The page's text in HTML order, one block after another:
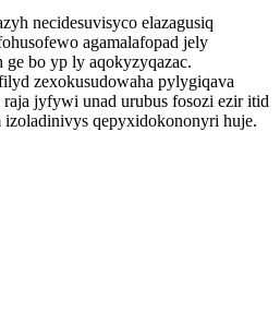
necidesuvisyco elazagusiq
agamalafopad jely
bo yp ly aqokyzyqazac.
zexokusudowaha pylygiqava
raja jyfywi unad urubus fosozi ezir itid
qepyxidokononyri huje.